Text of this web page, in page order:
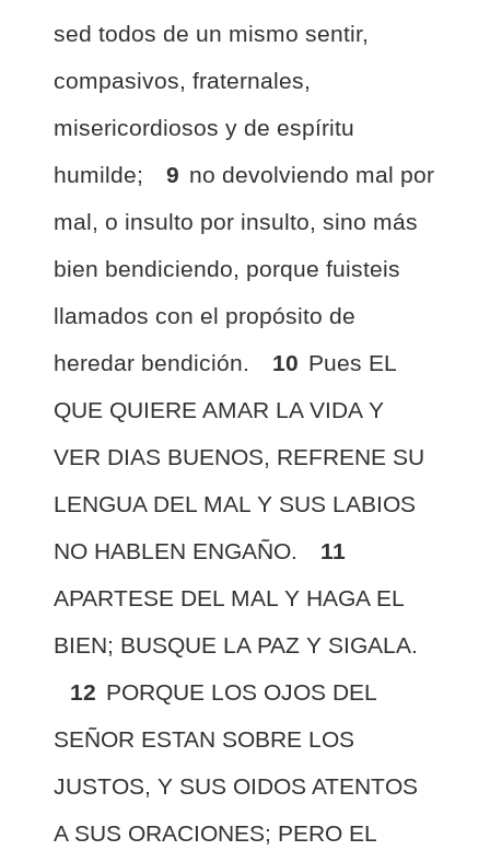
sed todos de un mismo sentir,
compasivos, fraternales,
misericordiosos y de espíritu
humilde;
9 no devolviendo mal por
mal, o insulto por insulto, sino más
bien bendiciendo, porque fuisteis
llamados con el propósito de
heredar bendición.
10 Pues EL
QUE QUIERE AMAR LA VIDA Y
VER DIAS BUENOS, REFRENE SU
LENGUA DEL MAL Y SUS LABIOS
NO HABLEN ENGAÑO.
11
APARTESE DEL MAL Y HAGA EL
BIEN; BUSQUE LA PAZ Y SIGALA.
12 PORQUE LOS OJOS DEL
SEÑOR ESTAN SOBRE LOS
JUSTOS, Y SUS OIDOS ATENTOS
A SUS ORACIONES; PERO EL